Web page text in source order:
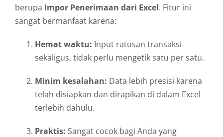
berupa Impor Penerimaan dari Excel. Fitur ini
sangat bermanfaat karena:
Hemat waktu: Input ratusan transaksi
sekaligus, tidak perlu mengetik satu per satu.
Minim kesalahan: Data lebih presisi karena
telah disiapkan dan dirapikan di dalam Excel
terlebih dahulu.
Praktis: Sangat cocok bagi Anda yang